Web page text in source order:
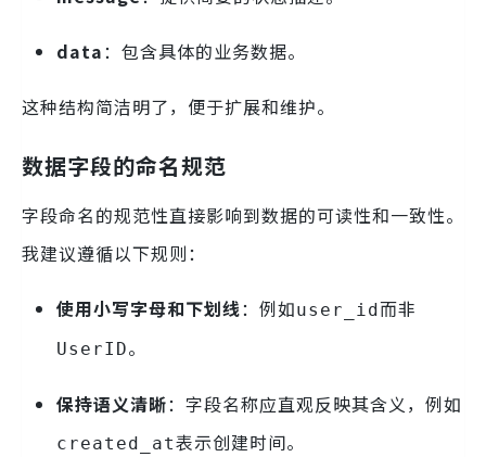
data：包含具体的业务数据。
这种结构简洁明了，便于扩展和维护。
数据字段的命名规范
字段命名的规范性直接影响到数据的可读性和一致性。
我建议遵循以下规则：
使用小写字母和下划线：例如user_id 而非
UserID。
保持语义清晰：字段名称应直观反映其含义，例如
created_at表示创建时间。